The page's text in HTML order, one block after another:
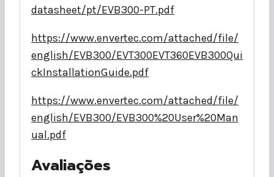
datasheet/pt/EVB300-PT.pdf
https://www.envertec.com/attached/file/
english/EVB300/EVT300EVT360EVB300Qui
ckInstallationGuide.pdf
https://www.envertec.com/attached/file/
english/EVB300/EVB300%20User%20Man
ual.pdf
Avaliações